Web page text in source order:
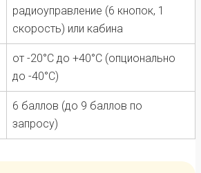
радиоуправление (6 кнопок, 1
скорость) или кабина
от -20°C до +40°C (опционально
до -40°C)
6 баллов (до 9 баллов по
запросу)